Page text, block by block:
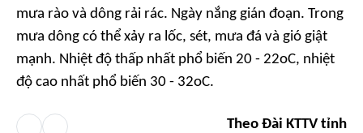
mưa rào và dông rải rác. Ngày nắng gián đoạn. Trong
mưa dông có thể xảy ra lốc, sét, mưa đá và gió giật
mạnh. Nhiệt độ thấp nhất phổ biến 20 - 22oC, nhiệt
độ cao nhất phổ biến 30 - 32oC.
Theo Đài KTTV tỉnh